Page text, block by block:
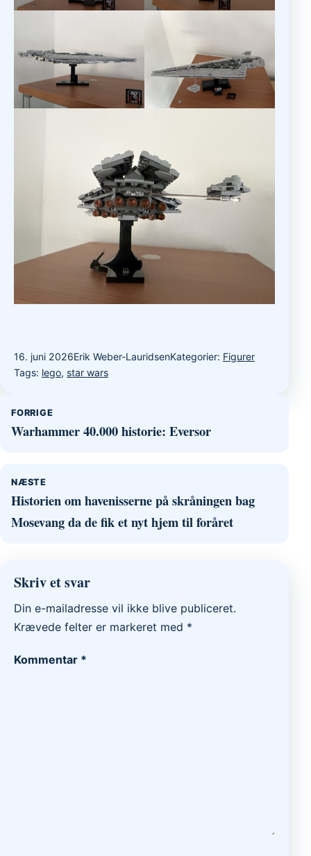
16. juni 2026Erik Weber-LauridsenKategorier: Figurer
Tags: lego, star wars
Indlægsnavigation
FORRIGE
Warhammer 40.000 historie: Eversor
NÆSTE
Historien om havenisserne på skråningen bag
Mosevang da de fik et nyt hjem til foråret
Skriv et svar
Din e-mailadresse vil ikke blive publiceret.
Krævede felter er markeret med *
Kommentar *